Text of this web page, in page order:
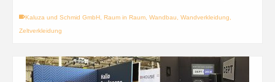
Kaluza und Schmid GmbH Raum in Raum Wandbau Wandverkleidung
Zeltverkleidung